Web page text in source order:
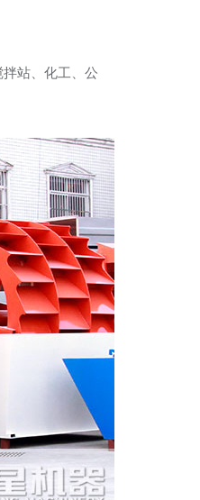
站、化工、公